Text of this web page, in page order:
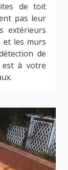
de toit
pas leur
extérieurs
et les murs
de
à votre